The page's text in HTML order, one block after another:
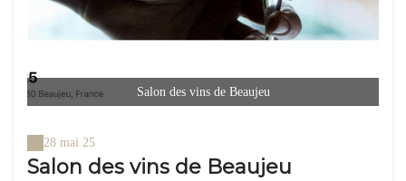
Salon des vins de Beaujeu
28 mai 25
Salon des vins de Beaujeu